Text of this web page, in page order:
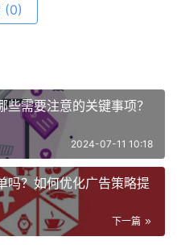
(0)
需要注意的关键事项？
2024-07-11 10:18
吗？如何优化广告策略提
下一篇